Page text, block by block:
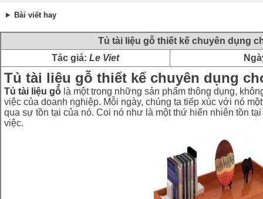
Bài viết hay
Tủ tài liệu gỗ thiết kế chuyên dụng
Tác giả: Le Viet
Tủ tài liệu gỗ thiết kế chuyên dụng
Tủ tài liệu gỗ là một trong những sản phẩm thông dụng,
việc của doanh nghiệp. Mỗi ngày, chúng ta tiếp xúc với nó
qua sự tồn tại của nó. Coi nó như là một thứ hiển nhiên tồn
việc.